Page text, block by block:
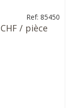
Ref: 85450
/ pièce